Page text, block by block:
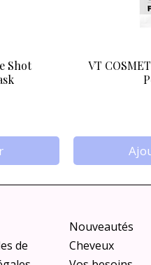
Shot
VT
de
Nouveautés
Cheveux